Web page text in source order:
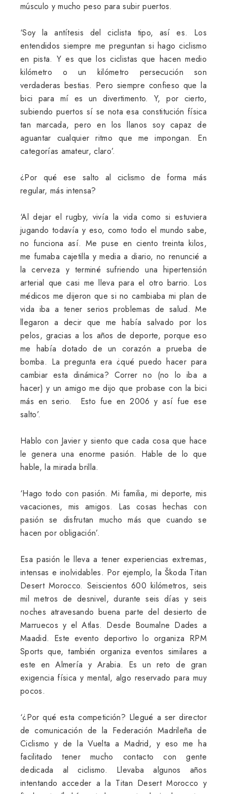
músculo y mucho peso para subir puertos.
‘Soy la antítesis del ciclista tipo, así es. Los
entendidos siempre me preguntan si hago ciclismo
en pista. Y es que los ciclistas que hacen medio
kilómetro o un kilómetro persecución son
verdaderas bestias. Pero siempre confieso que la
bici para mí es un divertimento. Y, por cierto,
subiendo puertos sí se nota esa constitución física
tan marcada, pero en los llanos soy capaz de
aguantar cualquier ritmo que me impongan. En
categorías amateur, claro’.
¿Por qué ese salto al ciclismo de forma más
regular, más intensa?
‘Al dejar el rugby, vivía la vida como si estuviera
jugando todavía y eso, como todo el mundo sabe,
no funciona así. Me puse en ciento treinta kilos,
me fumaba cajetilla y media a diario, no renuncié a
la cerveza y terminé sufriendo una hipertensión
arterial que casi me lleva para el otro barrio. Los
médicos me dijeron que si no cambiaba mi plan de
vida iba a tener serios problemas de salud. Me
llegaron a decir que me había salvado por los
pelos, gracias a los años de deporte, porque eso
me había dotado de un corazón a prueba de
bomba. La pregunta era ¿qué puedo hacer para
cambiar esta dinámica? Correr no (no lo iba a
hacer) y un amigo me dijo que probase con la bici
más en serio. Esto fue en 2006 y así fue ese
salto’.
Hablo con Javier y siento que cada cosa que hace
le genera una enorme pasión. Hable de lo que
hable, la mirada brilla.
‘Hago todo con pasión. Mi familia, mi deporte, mis
vacaciones, mis amigos. Las cosas hechas con
pasión se disfrutan mucho más que cuando se
hacen por obligación’.
Esa pasión le lleva a tener experiencias extremas,
intensas e inolvidables. Por ejemplo, la Škoda Titan
Desert Morocco. Seiscientos 600 kilómetros, seis
mil metros de desnivel, durante seis días y seis
noches atravesando buena parte del desierto de
Marruecos y el Atlas. Desde Boumalne Dades a
Maadid. Este evento deportivo lo organiza RPM
Sports que, también organiza eventos similares a
este en Almería y Arabia. Es un reto de gran
exigencia física y mental, algo reservado para muy
pocos.
‘¿Por qué esta competición? Llegué a ser director
de comunicación de la Federación Madrileña de
Ciclismo y de la Vuelta a Madrid, y eso me ha
facilitado tener mucho contacto con gente
dedicada al ciclismo. Llevaba algunos años
intentando acceder a la Titan Desert Morocco y